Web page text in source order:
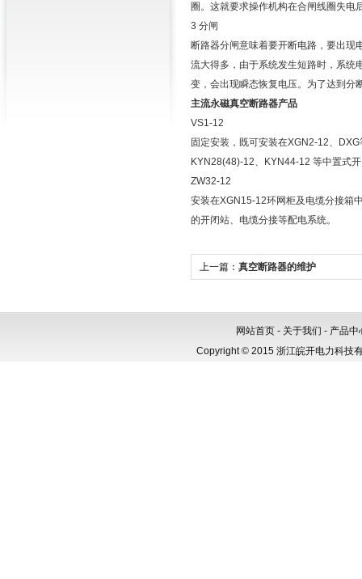
圈。这就要求操作机构在合闸线圈失电
3 分闸
断路器分闸意味着要开断电路，要出现
流大得多，由于系统发生短路时，系统
变，会出现瞬态恢复电压。为了达到分
主流永磁真空断路器产品
VS1-12
固定安装，既可安装在XGN2-12、
KYN28(48)-12、KYN44-12 等中置式
ZW32-12
安装在XGN15-12环网柜及电缆分接箱
的开闭站、电缆分接等配电系统。
上一篇： 真空断路器的维护
网站首页 - 关于我们 - 产品中
Copyright © 2015 浙江皖开电力科技